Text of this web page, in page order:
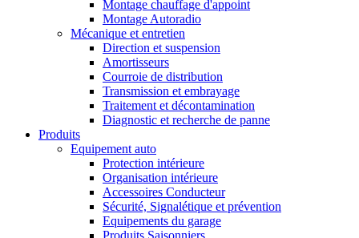
Montage chauffage d'appoint
Montage Autoradio
Mécanique et entretien
Direction et suspension
Amortisseurs
Courroie de distribution
Transmission et embrayage
Traitement et décontamination
Diagnostic et recherche de panne
Produits
Equipement auto
Protection intérieure
Organisation intérieure
Accessoires Conducteur
Sécurité, Signalétique et prévention
Equipements du garage
Produits Saisonniers